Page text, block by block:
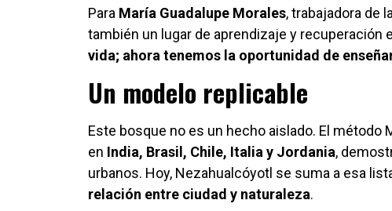
Para María Guadalupe Morales, trabajadora de
también un lugar de aprendizaje y recuperación
vida; ahora tenemos la oportunidad de
Un modelo replicable
Este bosque no es un hecho aislado. El
en India, Brasil, Chile, Italia y Jordania,
urbanos. Hoy, Nezahualcóyotl se suma a esa
relación entre ciudad y naturaleza.